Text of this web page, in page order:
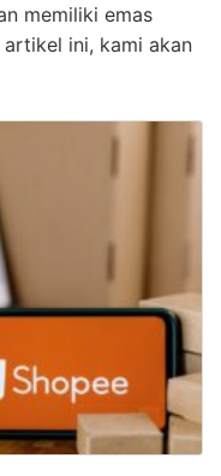
memiliki emas
ini, kami akan